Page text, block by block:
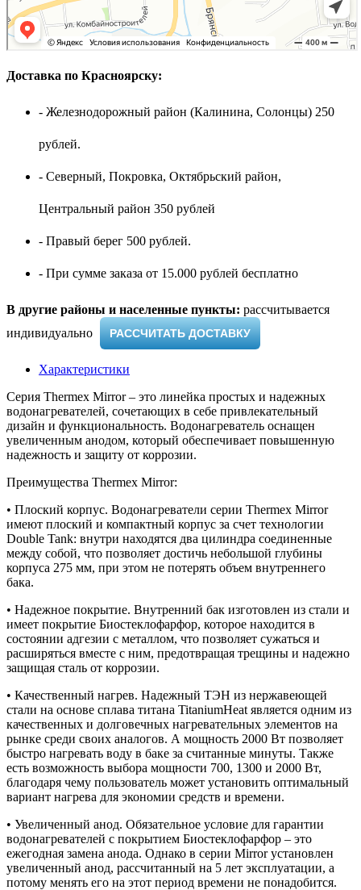
Доставка по Красноярску:
- Железнодорожный район (Калинина, Солонцы) 250
рублей.
- Северный, Покровка, Октябрьский район,
Центральный район 350 рублей
- Правый берег 500 рублей.
- При сумме заказа от 15.000 рублей бесплатно
В другие районы и населенные пункты: рассчитывается
индивидуально ​
РАССЧИТАТЬ ДОСТАВКУ
Характеристики
Серия Thermex Mirror – это линейка простых и надежных
водонагревателей, сочетающих в себе привлекательный
дизайн и функциональность. Водонагреватель оснащен
увеличенным анодом, который обеспечивает повышенную
надежность и защиту от коррозии.
Преимущества Thermex Mirror:
• Плоский корпус. Водонагреватели серии Thermex Mirror
имеют плоский и компактный корпус за счет технологии
Double Tank: внутри находятся два цилиндра соединенные
между собой, что позволяет достичь небольшой глубины
корпуса 275 мм, при этом не потерять объем внутреннего
бака.
• Надежное покрытие. Внутренний бак изготовлен из стали и
имеет покрытие Биостеклофарфор, которое находится в
состоянии адгезии с металлом, что позволяет сужаться и
расширяться вместе с ним, предотвращая трещины и надежно
защищая сталь от коррозии.
• Качественный нагрев. Надежный ТЭН из нержавеющей
стали на основе сплава титана TitaniumHeat является одним из
качественных и долговечных нагревательных элементов на
рынке среди своих аналогов. А мощность 2000 Вт позволяет
быстро нагревать воду в баке за считанные минуты. Также
есть возможность выбора мощности 700, 1300 и 2000 Вт,
благодаря чему пользователь может установить оптимальный
вариант нагрева для экономии средств и времени.
• Увеличенный анод. Обязательное условие для гарантии
водонагревателей с покрытием Биостеклофарфор – это
ежегодная замена анода. Однако в серии Mirror установлен
увеличенный анод, рассчитанный на 5 лет эксплуатации, а
потому менять его на этот период времени не понадобится.